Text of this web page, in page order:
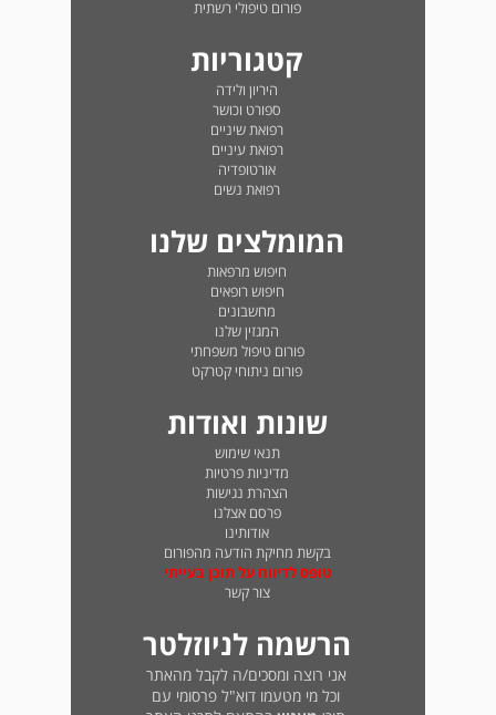
פורום טיפולי רשתית
קטגוריות
היריון ולידה
ספורט וכושר
רפואת שיניים
רפואת עיניים
אורטופדיה
רפואת נשים
המומלצים שלנו
חיפוש מרפאות
חיפוש רופאים
מחשבונים
המגזין שלנו
פורום טיפול משפחתי
פורום ניתוחי קטרקט
שונות ואודות
תנאי שימוש
מדיניות פרטיות
הצהרת נגישות
פרסם אצלנו
אודותינו
בקשת מחיקת הודעה מהפורום
טופס לדיווח על תוכן בעייתי
צור קשר
הרשמה לניוזלטר
אני רוצה ומסכים/ה לקבל מהאתר
וכל מי מטעמו דוא"ל פרסומי עם